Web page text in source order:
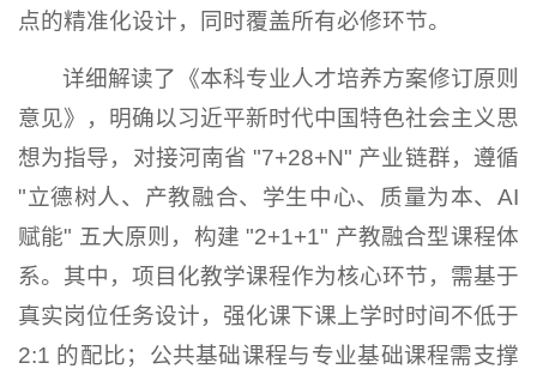
点的精准化设计，同时覆盖所有必修环节。
详细解读了《本科专业人才培养方案修订原则
意见》，明确以习近平新时代中国特色社会主义思
想为指导，对接河南省 "7+28+N" 产业链群，遵循
"立德树人、产教融合、学生中心、质量为本、AI
赋能" 五大原则，构建 "2+1+1" 产教融合型课程体
系。其中，项目化教学课程作为核心环节，需基于
真实岗位任务设计，强化课下课上学时时间不低于
2:1 的配比；公共基础课程与专业基础课程需支撑